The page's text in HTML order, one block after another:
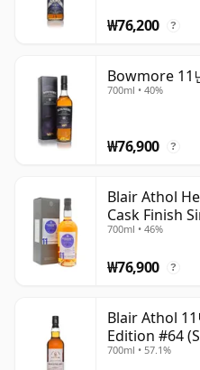
₩76,200 ?
Bowmore 11
700ml • 40%
₩76,900 ?
Blair Athol
Cask Finish
700ml • 46%
₩76,900 ?
Blair Athol
Edition #64
700ml • 57.1%